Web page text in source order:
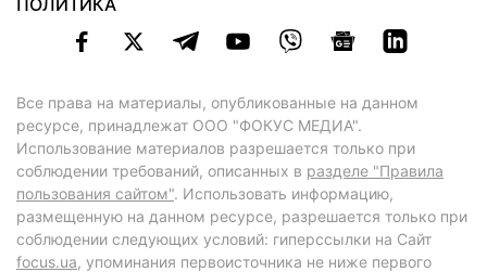
ПОЛИТИКА
Все права на материалы, опубликованные на данном
ресурсе, принадлежат ООО "ФОКУС МЕДИА".
Использование материалов разрешается только при
соблюдении требований, описанных в разделе "Правила
пользования сайтом". Использовать информацию,
размещенную на данном ресурсе, разрешается только при
соблюдении следующих условий: гиперссылки на Сайт
focus.ua, упоминания первоисточника не ниже первого